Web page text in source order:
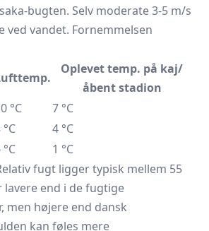
bugten. Selv moderate 3-5 m/s
ved vandet. Fornemmelsen
Oplevet temp. på kaj/
åbent stadion
°C
7 °C
°C
4 °C
°C
1 °C
fugt ligger typisk mellem 55
lavere end i de fugtige
men højere end dansk
kan føles mere